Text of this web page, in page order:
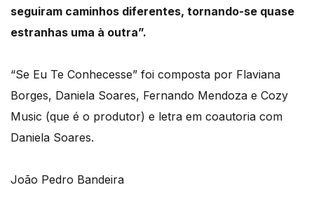
seguiram caminhos diferentes, tornando-se quase
estranhas uma à outra”.
“Se Eu Te Conhecesse” foi composta por Flaviana
Borges, Daniela Soares, Fernando Mendoza e Cozy
Music (que é o produtor) e letra em coautoria com
Daniela Soares.
João Pedro Bandeira